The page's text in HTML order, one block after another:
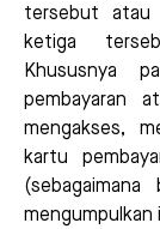
tersebut atau
ketiga
Khususnya
pembayaran
mengakses,
kartu